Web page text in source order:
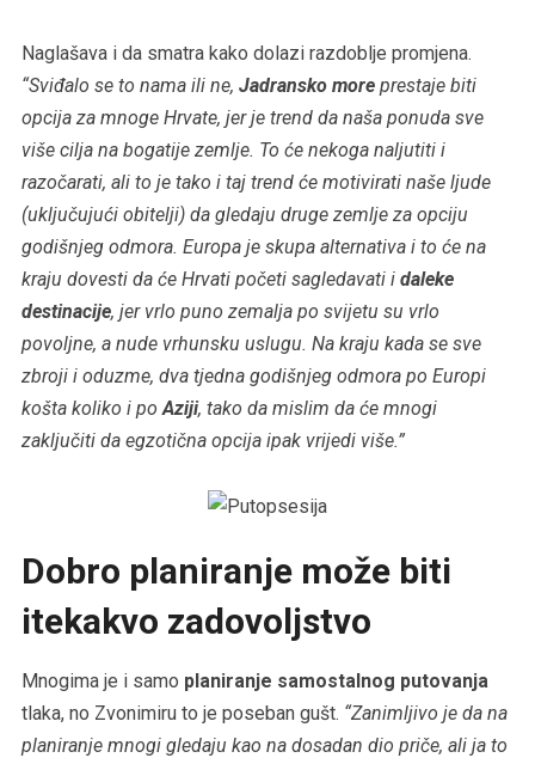
Naglašava i da smatra kako dolazi razdoblje promjena.
“Sviđalo se to nama ili ne, Jadransko moreprestaje biti
opcija za mnoge Hrvate, jer je trend da naša ponuda sve
više cilja na bogatije zemlje. To će nekoga naljutiti i
razočarati, ali to je tako i taj trend će motivirati naše ljude
(uključujući obitelji) da gledaju druge zemlje za opciju
godišnjeg odmora. Europa je skupa alternativa i to će na
kraju dovesti da će Hrvati početi sagledavati i daleke
destinacije, jer vrlo puno zemalja po svijetu su vrlo
povoljne, a nude vrhunsku uslugu. Na kraju kada se sve
zbroji i oduzme, dva tjedna godišnjeg odmora po Europi
košta koliko i po Aziji, tako da mislim da će mnogi
zaključiti da egzotična opcija ipak vrijedi više.”
Dobro planiranje može biti
itekakvo zadovoljstvo
Mnogima je i samo planiranje samostalnog putovanja
tlaka, no Zvonimiru to je poseban gušt. “Zanimljivo je da na
planiranje mnogi gledaju kao na dosadan dio priče, ali ja to